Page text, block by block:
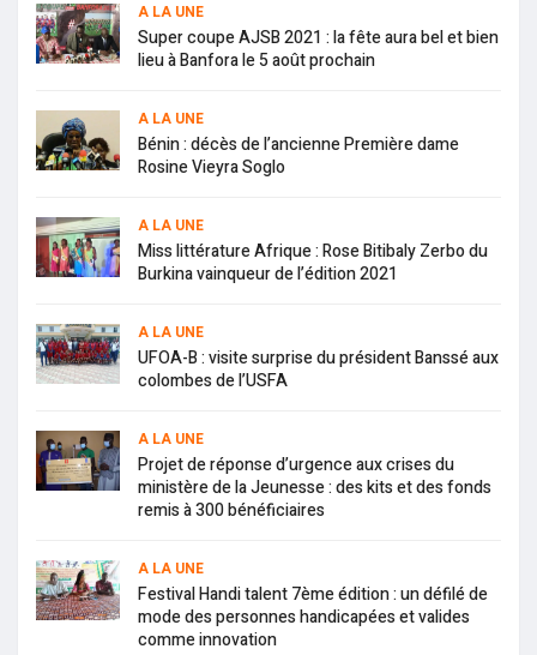
A LA UNE
Super coupe AJSB 2021 : la fête aura bel et bien
lieu à Banfora le 5 août prochain
A LA UNE
Bénin : décès de l’ancienne Première dame
Rosine Vieyra Soglo
A LA UNE
Miss littérature Afrique : Rose Bitibaly Zerbo du
Burkina vainqueur de l’édition 2021
A LA UNE
UFOA-B : visite surprise du président Banssé aux
colombes de l’USFA
A LA UNE
Projet de réponse d’urgence aux crises du
ministère de la Jeunesse : des kits et des fonds
remis à 300 bénéficiaires
A LA UNE
Festival Handi talent 7ème édition : un défilé de
mode des personnes handicapées et valides
comme innovation